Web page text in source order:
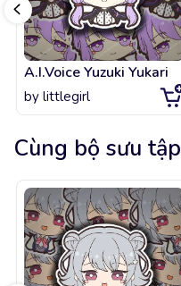
A.I.Voice Yuzuki Yukari
by littlegirl
Cùng bộ sưu tập